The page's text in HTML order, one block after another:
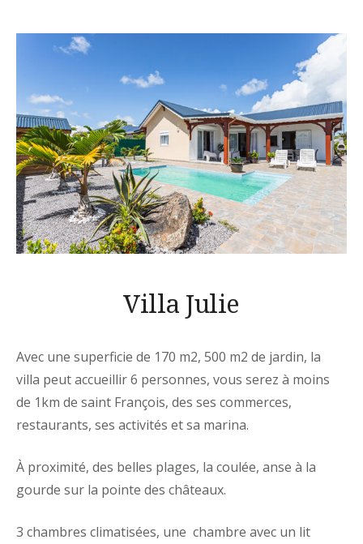
Villa Julie
Avec une superficie de 170 m2, 500 m2 de jardin, la
villa peut accueillir 6 personnes, vous serez à moins
de 1km de saint François, des ses commerces,
restaurants, ses activités et sa marina.
À proximité, des belles plages, la coulée, anse à la
gourde sur la pointe des châteaux.
3 chambres climatisées, une chambre avec un lit